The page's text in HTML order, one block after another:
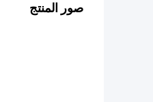
صور المنتج